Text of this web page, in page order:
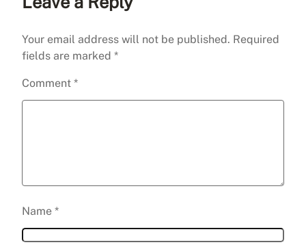
Your email address will not be published. Required
fields are marked *
Comment *
Name *